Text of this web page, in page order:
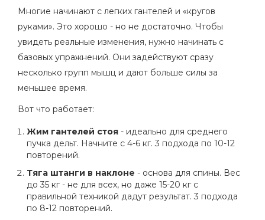
Многие начинают с легких гантелей и «кругов
руками». Это хорошо - но не достаточно. Чтобы
увидеть реальные изменения, нужно начинать с
базовых упражнений. Они задействуют сразу
несколько групп мышц и дают больше силы за
меньшее время.
Вот что работает:
Жим гантелей стоя - идеально для среднего
пучка дельт. Начните с 4-6 кг. 3 подхода по 10-12
повторений.
Тяга штанги в наклоне - основа для спины. Вес
до 35 кг - не для всех, но даже 15-20 кг с
правильной техникой дадут результат. 3 подхода
по 8-12 повторений.